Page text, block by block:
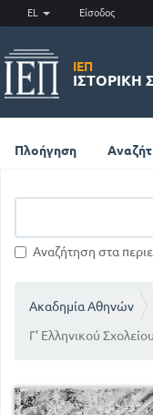
EL Είσοδος
ΙΕΠ
ΙΣΤΟΡΙΚΉ
Πλοήγηση
Αναζήτηση στα
Ακαδημία Αθηνών
Γ' Ελληνικού